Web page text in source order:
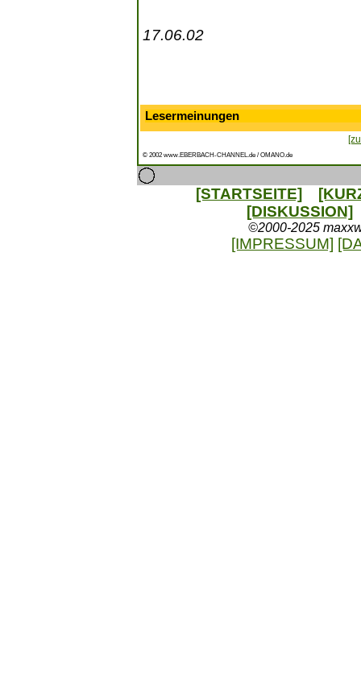
17.06.02
Lesermeinungen
© 2002 www.EBERBACH-CHANNEL.de / OMANO.de
[STARTSEITE]
[DISKUSSION]
©2000-2025
[IMPRESSUM]